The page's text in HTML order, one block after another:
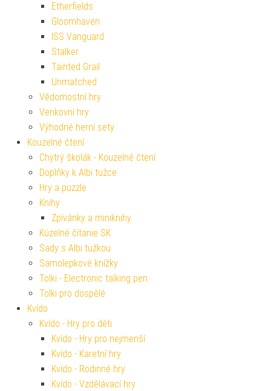
Etherfields
Gloomhaven
ISS Vanguard
Stalker
Tainted Grail
Unmatched
Vědomostní hry
Venkovní hry
Výhodné herní sety
Kouzelné čtení
Chytrý školák - Kouzelné čtení
Doplňky k Albi tužce
Hry a puzzle
Knihy
Zpívánky a miniknihy
Kúzelné čítanie SK
Sady s Albi tužkou
Samolepkové knížky
Tolki - Electronic talking pen
Tolki pro dospělé
Kvído
Kvído - Hry pro děti
Kvído - Hry pro nejmenší
Kvído - Karetní hry
Kvído - Rodinné hry
Kvído - Vzdělávací hry